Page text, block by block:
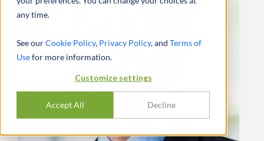
any time.
See ourCookie Policy, Privacy Policy, and Terms of
Usefor more information.
Customize settings
Accept All Decline